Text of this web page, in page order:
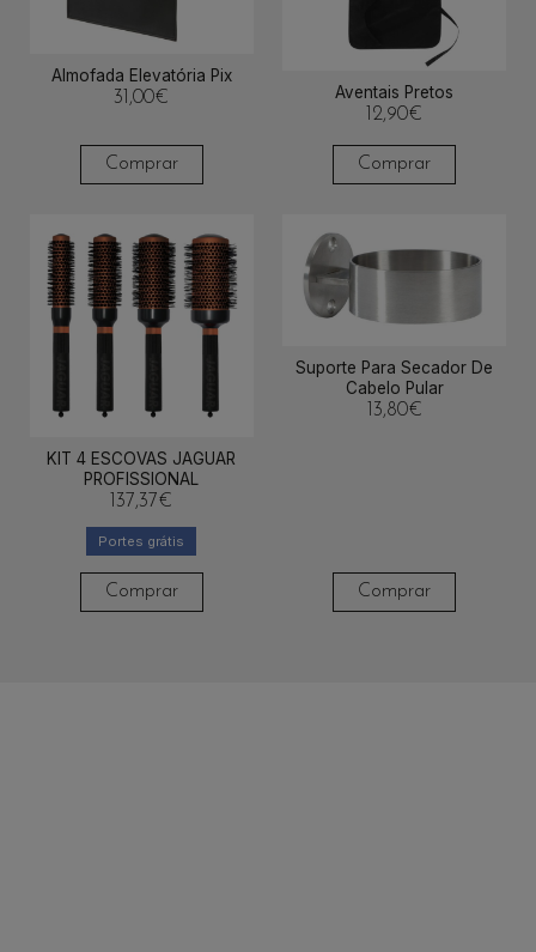
Almofada Elevatória Pix
31,00€
Comprar
Aventais Pretos
12,90€
Comprar
KIT 4 ESCOVAS JAGUAR
PROFISSIONAL
137,37€
Portes grátis
Comprar
Suporte Para Secador De
Cabelo Pular
13,80€
Comprar